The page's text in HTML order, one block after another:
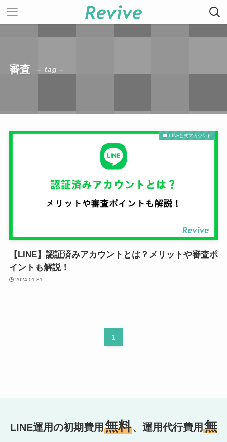
審査 – tag –
LINE公式アカウント
【LINE】認証済みアカウントとは？メリットや審査ポ
イントも解説！
2024-01-31
1
LINE運用の初期費用 無料、運用代行費用 無